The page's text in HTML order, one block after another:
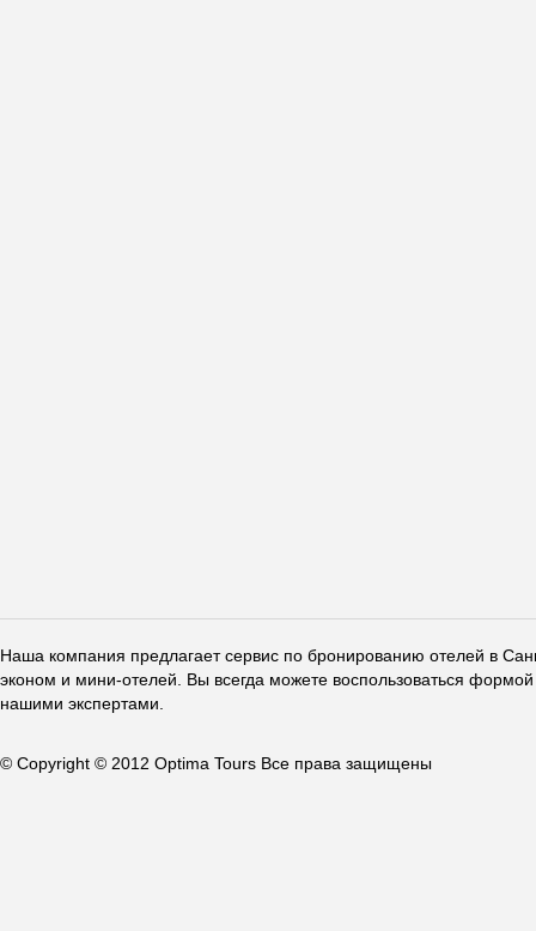
Наша компания предлагает сервис по бронированию отелей в
эконом и мини-отелей. Вы всегда можете воспользоваться
нашими экспертами.
© Copyright © 2012 Optima Tours Все права защищены